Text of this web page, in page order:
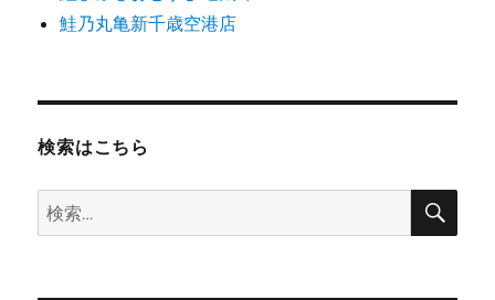
鮭乃丸亀新千歳空港店
検索はこちら
検
索:
検